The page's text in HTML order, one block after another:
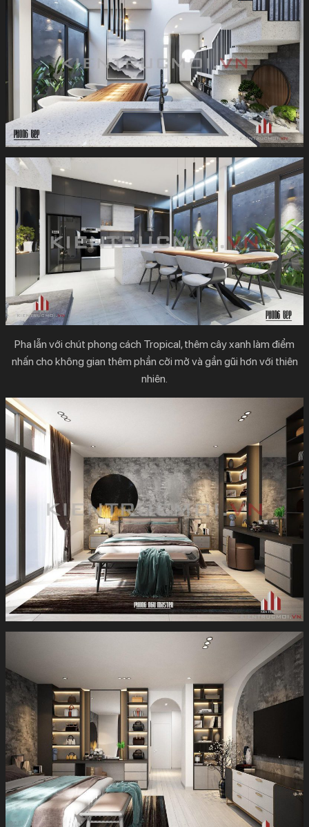
Pha lẫn với chút phong cách Tropical, thêm cây xanh làm điểm
nhấn cho không gian thêm phần cởi mở và gần gũi hơn với thiên
nhiên.